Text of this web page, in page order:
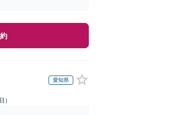
愛知県
）